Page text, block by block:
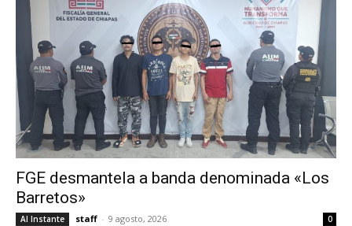
FGE desmantela a banda denominada «Los
Barretos»
Al Instante staff - 9 agosto, 2026 0